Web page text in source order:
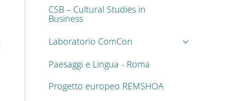
CSB – Cultural Studies in
Business
Laboratorio ComCon
Paesaggi e Lingua - Roma
Progetto europeo REMSHOA